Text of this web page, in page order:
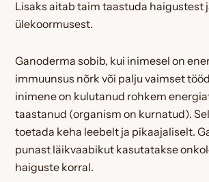
Lisaks aitab taim taastuda haigustest
ülekoormusest.
Ganoderma sobib, kui inimesel on
immuunsus nõrk või palju vaimset
inimene on kulutanud rohkem
taastanud (organism on kurnatud).
toetada keha leebelt ja pikaajaliselt.
punast läikvaabikut kasutatakse
haiguste korral.